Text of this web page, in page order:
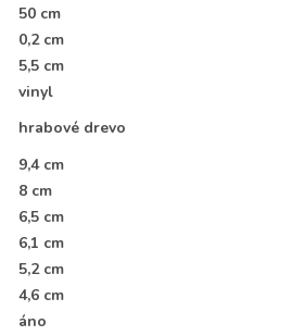
50 cm
0,2 cm
5,5 cm
vinyl
hrabové drevo
9,4 cm
8 cm
6,5 cm
6,1 cm
5,2 cm
4,6 cm
áno